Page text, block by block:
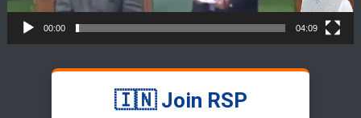
00:00 04:09
🇮🇳 Join RSP